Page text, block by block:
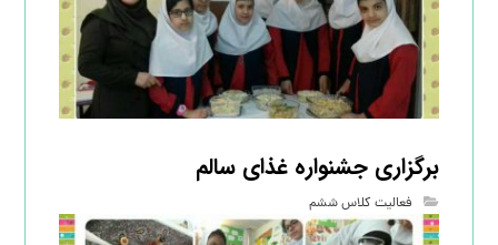
برگزاری جشنواره غذای سالم
فعالیت کلاس ششم